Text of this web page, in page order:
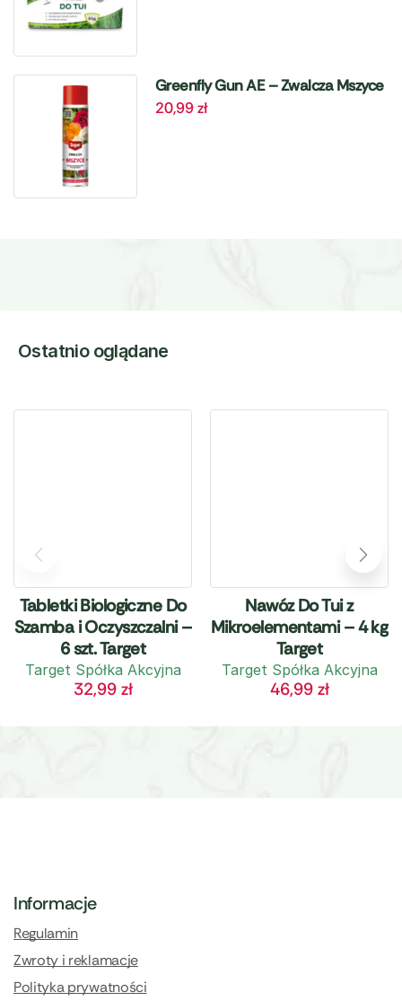
Greenfly Gun AE – Zwalcza Mszyce
– 405 ml Target
20,99zł
Ostatnio oglądane
Tabletki Biologiczne Do
Szamba i Oczyszczalni –
6 szt. Target
Target Spółka Akcyjna
32,99 zł
Nawóz Do Tui z
Mikroelementami – 4 kg
Target
Target Spółka Akcyjna
46,99 zł
Informacje
Regulamin
Zwroty i reklamacje
Polityka prywatności